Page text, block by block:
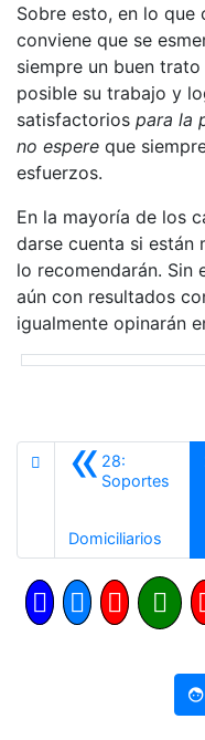
Sobre esto, en lo que
conviene que se
siempre un buen
posible su trabajo y
satisfactorios para la
no espere que
esfuerzos.
En la mayoría de los
darse cuenta si están
lo recomendarán. Sin
aún con resultados
igualmente opinarán
«28:
Soportes
Domiciliarios